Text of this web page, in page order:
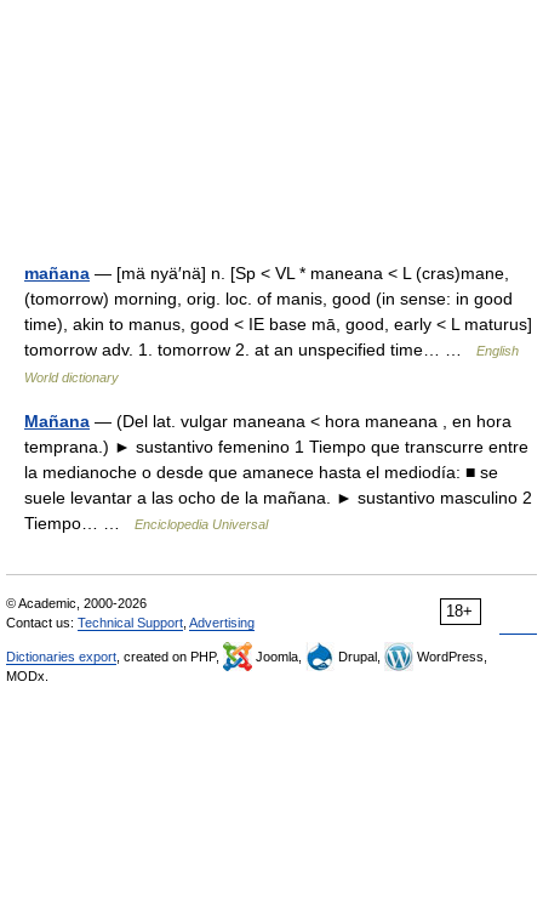
mañana — [mä nyä′nä] n. [Sp < VL * maneana < L (cras)mane,
(tomorrow) morning, orig. loc. of manis, good (in sense: in good
time), akin to manus, good < IE base mā, good, early < L maturus]
tomorrow adv. 1. tomorrow 2. at an unspecified time… …
English
World dictionary
Mañana — (Del lat. vulgar maneana < hora maneana , en hora
temprana.) ► sustantivo femenino 1 Tiempo que transcurre entre
la medianoche o desde que amanece hasta el mediodía: ■ se
suele levantar a las ocho de la mañana. ► sustantivo masculino 2
Tiempo… …
Enciclopedia Universal
18+
© Academic, 2000-2026
Contact us: Technical Support Advertising
Dictionaries export , created on PHP, Joomla, Drupal,
WordPress,
MODx.